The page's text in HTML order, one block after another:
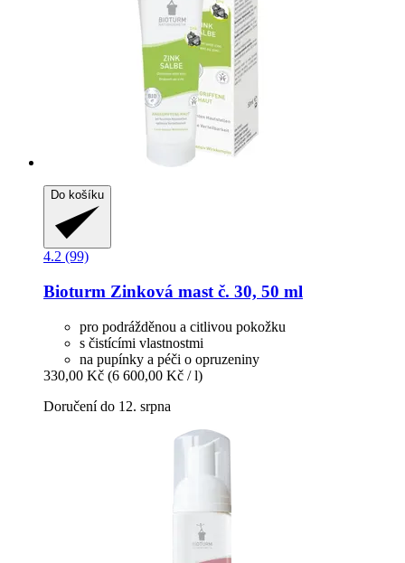
Do košíku
4.2 (99)
Bioturm Zinková mast č. 30, 50 ml
pro podrážděnou a citlivou pokožku
s čistícími vlastnostmi
na pupínky a péči o opruzeniny
330,00 Kč (6 600,00 Kč / l)
Doručení do 12. srpna